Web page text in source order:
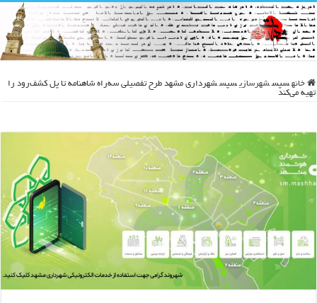
خانه سپس شهرسازی سپس شهرداری مشهد طرح تفصیلی سه‌راه شاهنامه تا پل کشف‌رود را
تهیه می‌کند